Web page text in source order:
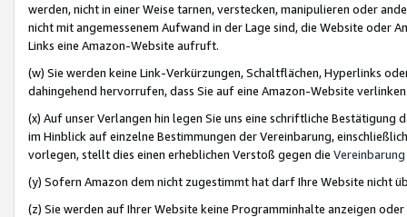
werden, nicht in einer Weise tarnen, verstecken, manipulieren oder
nicht mit angemessenem Aufwand in der Lage sind, die Website oder
Links eine Amazon-Website aufruft.
(w) Sie werden keine Link-Verkürzungen, Schaltflächen, Hyperlinks
dahingehend hervorrufen, dass Sie auf eine Amazon-Website
(x) Auf unser Verlangen hin legen Sie uns eine schriftliche
im Hinblick auf einzelne Bestimmungen der Vereinbarung,
vorlegen, stellt dies einen erheblichen Verstoß gegen die Vereinbarung
(y) Sofern Amazon dem nicht zugestimmt hat darf Ihre Website nicht
(z) Sie werden auf Ihrer Website keine Programminhalte anzeigen